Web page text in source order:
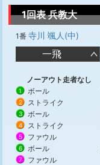
1回表 兵教大
1番 寺川 颯人(中)
一飛
ノーアウト走者なし
1 ボール
2 ストライク
3 ボール
4 ストライク
5 ファウル
6 ボール
7 ファウル